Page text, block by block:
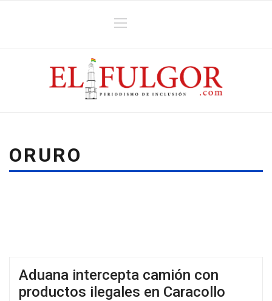
ORURO
Aduana intercepta camión con
productos ilegales en Caracollo